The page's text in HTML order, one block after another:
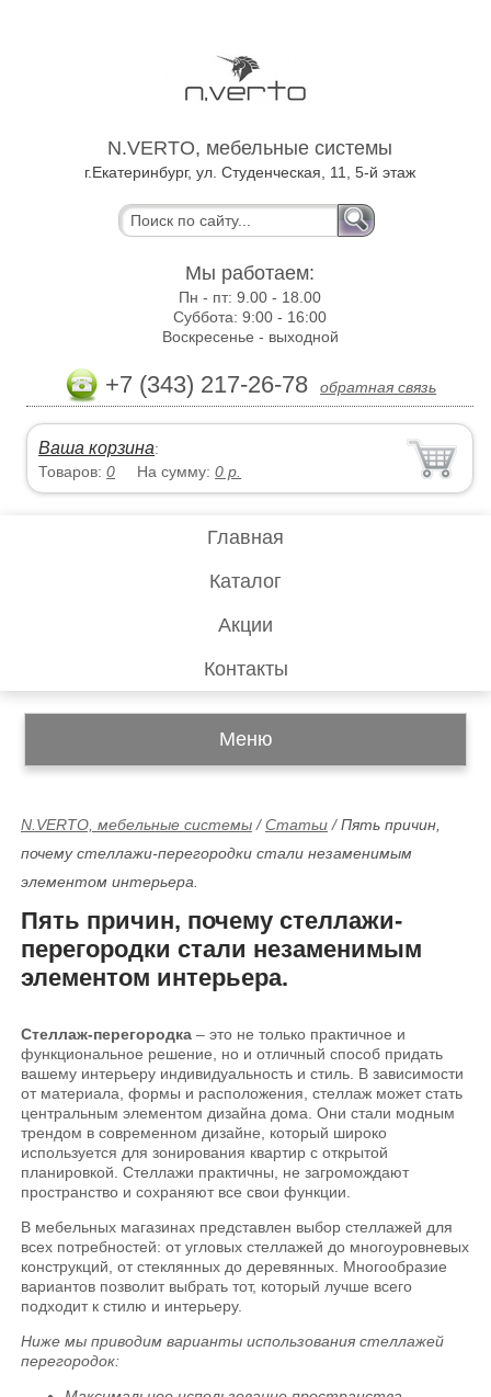
N.VERTO, мебельные системы
г.Екатеринбург, ул. Студенческая, 11, 5-й этаж
Мы работаем:
Пн - пт:9.00 - 18.00
Суббота:9:00 - 16:00
Воскресенье - выходной
+7 (343) 217-26-78 обратная связь
Ваша корзина:
Товаров:0 На сумму:0 р.
Главная
Каталог
Акции
Контакты
Меню
N.VERTO, мебельные системы /Статьи /Пять причин,
почему стеллажи-перегородки стали незаменимым
элементом интерьера.
Пять причин, почему стеллажи-
перегородки стали незаменимым
элементом интерьера.
Стеллаж-перегородка – это не только практичное и
функциональное решение, но и отличный способ придать
вашему интерьеру индивидуальность и стиль. В зависимости
от материала, формы и расположения, стеллаж может стать
центральным элементом дизайна дома. Они стали модным
трендом в современном дизайне, который широко
используется для зонирования квартир с открытой
планировкой. Стеллажи практичны, не загромождают
пространство и сохраняют все свои функции.
В мебельных магазинах представлен выбор стеллажей для
всех потребностей: от угловых стеллажей до многоуровневых
конструкций, от стеклянных до деревянных. Многообразие
вариантов позволит выбрать тот, который лучше всего
подходит к стилю и интерьеру.
Ниже мы приводим варианты использования стеллажей
перегородок: